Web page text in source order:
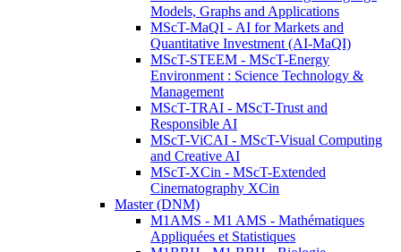
Models, Graphs and Applications
MScT-MaQI - AI for Markets and
Quantitative Investment (AI-MaQI)
MScT-STEEM - MScT-Energy
Environment : Science Technology &
Management
MScT-TRAI - MScT-Trust and
Responsible AI
MScT-ViCAI - MScT-Visual Computing
and Creative AI
MScT-XCin - MScT-Extended
Cinematography XCin
Master (DNM)
M1AMS - M1 AMS - Mathématiques
Appliquées et Statistiques